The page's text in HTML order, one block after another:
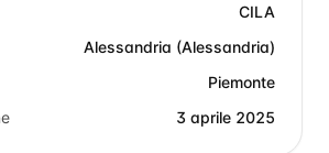
CILA
Alessandria (Alessandria)
Piemonte
3 aprile 2025